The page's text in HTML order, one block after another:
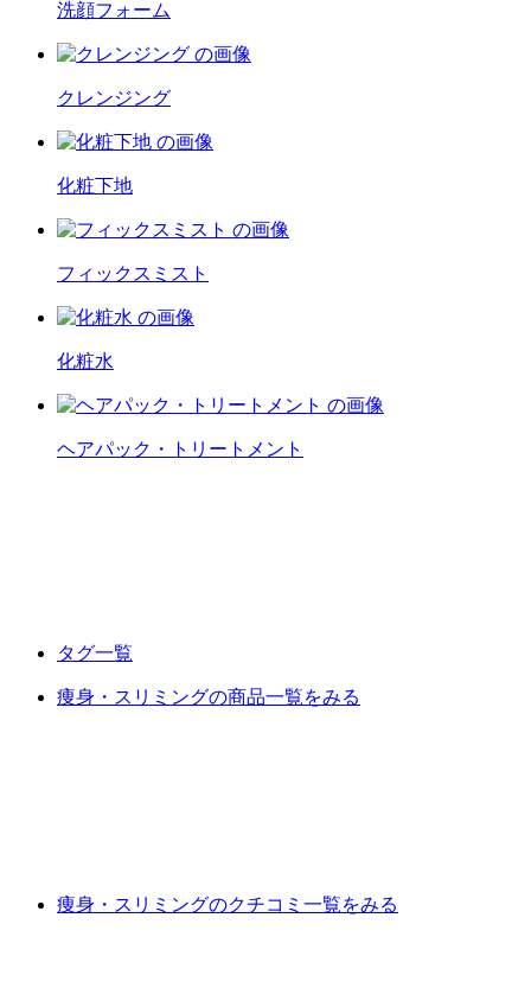
洗顔フォーム
クレンジング
化粧下地
フィックスミスト
化粧水
ヘアパック・トリートメント
タグ一覧
痩身・スリミングの商品一覧をみる
痩身・スリミングのクチコミ一覧をみる